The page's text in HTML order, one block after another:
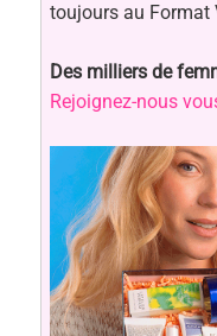
toujours au Format
Des milliers de
Rejoignez-nous